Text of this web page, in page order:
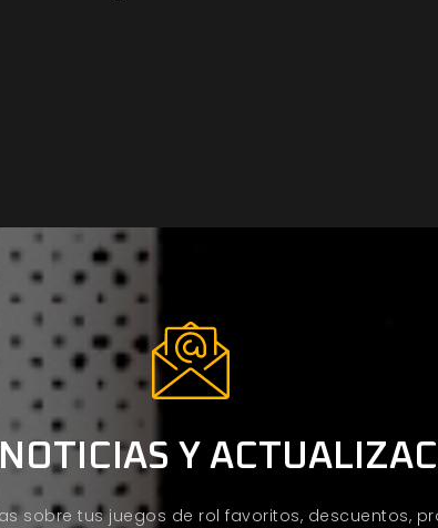
Y
sobre tus juegos de rol favoritos, descuentos,